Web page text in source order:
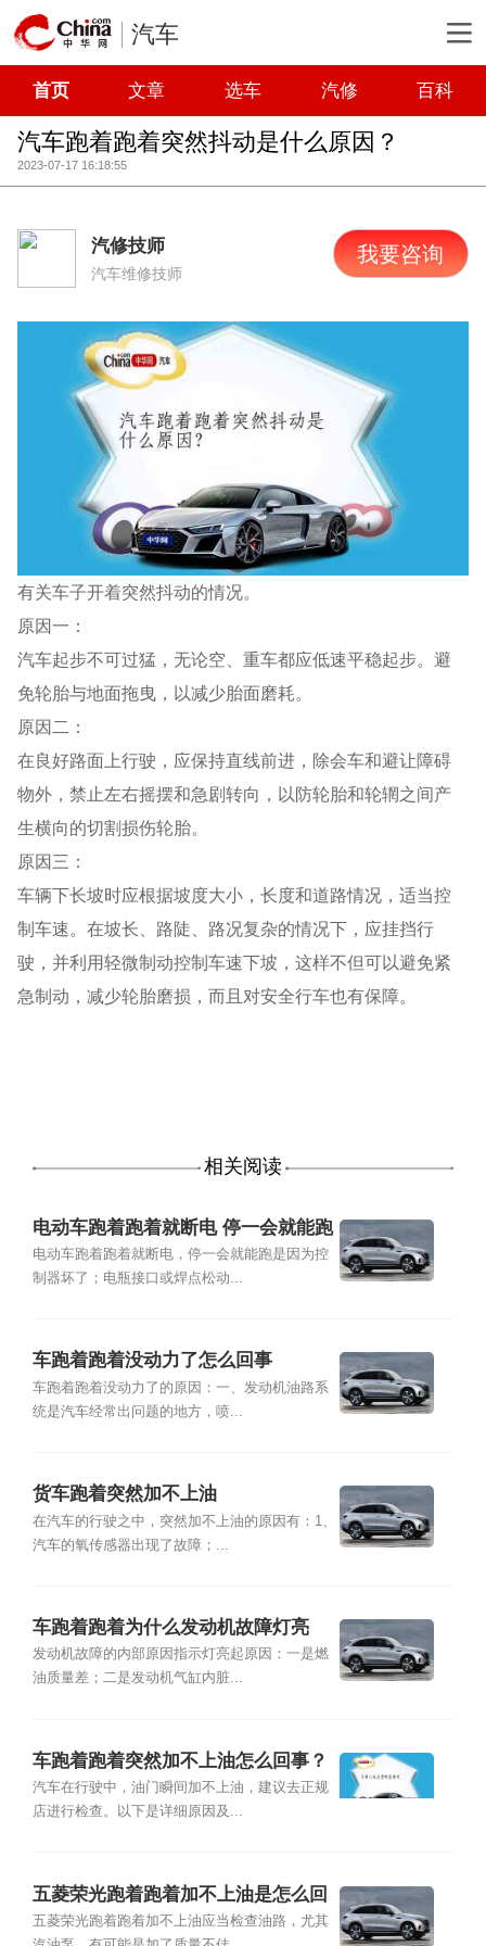
汽车
首页 文章 选车 汽修 百科
汽车跑着跑着突然抖动是什么原因？
2023-07-17 16:18:55
汽修技师
汽车维修技师
我要咨询
有关车子开着突然抖动的情况。
原因一：
汽车起步不可过猛，无论空、重车都应低速平稳起步。避
免轮胎与地面拖曳，以减少胎面磨耗。
原因二：
在良好路面上行驶，应保持直线前进，除会车和避让障碍
物外，禁止左右摇摆和急剧转向，以防轮胎和轮辋之间产
生横向的切割损伤轮胎。
原因三：
车辆下长坡时应根据坡度大小，长度和道路情况，适当控
制车速。在坡长、路陡、路况复杂的情况下，应挂挡行
驶，并利用轻微制动控制车速下坡，这样不但可以避免紧
急制动，减少轮胎磨损，而且对安全行车也有保障。
相关阅读
电动车跑着跑着就断电 停一会就能跑
电动车跑着跑着就断电，停一会就能跑是因为控
制器坏了；电瓶接口或焊点松动...
车跑着跑着没动力了怎么回事
车跑着跑着没动力了的原因：一、发动机油路系
统是汽车经常出问题的地方，喷...
货车跑着突然加不上油
在汽车的行驶之中，突然加不上油的原因有：1、
汽车的氧传感器出现了故障；...
车跑着跑着为什么发动机故障灯亮
了？
发动机故障的内部原因指示灯亮起原因：一是燃
油质量差；二是发动机气缸内脏...
车跑着跑着突然加不上油怎么回事？
汽车在行驶中，油门瞬间加不上油，建议去正规
店进行检查。以下是详细原因及...
五菱荣光跑着跑着加不上油是怎么回
事？
五菱荣光跑着跑着加不上油应当检查油路，尤其